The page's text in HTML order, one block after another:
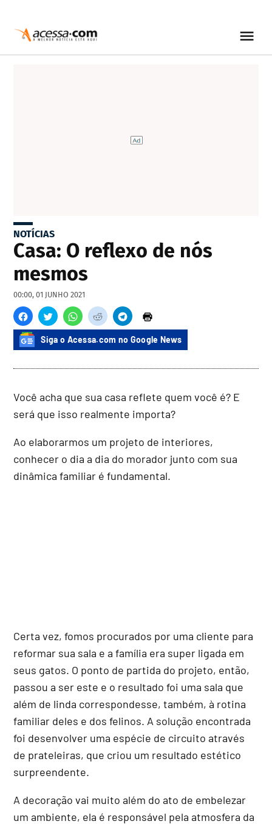
NOTÍCIAS
Casa: O reflexo de nós
mesmos
00:00, 01 JUNHO 2021
Siga o Acessa.com no Google News
Você acha que sua casa reflete quem você é? E
será que isso realmente importa?
Ao elaborarmos um projeto de interiores,
conhecer o dia a dia do morador junto com sua
dinâmica familiar é fundamental.
Certa vez, fomos procurados por uma cliente para
reformar sua sala e a família era super ligada em
seus gatos. O ponto de partida do projeto, então,
passou a ser este e o resultado foi uma sala que
além de linda correspondesse, também, à rotina
familiar deles e dos felinos. A solução encontrada
foi desenvolver uma espécie de circuito através
de prateleiras, que criou um resultado estético
surpreendente.
A decoração vai muito além do ato de embelezar
um ambiente, ela é responsável pela atmosfera da